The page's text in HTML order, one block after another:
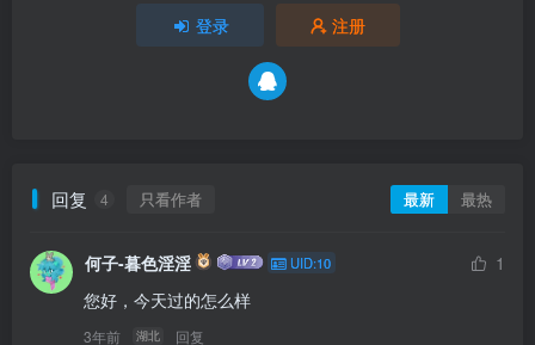
登录 注册
回复 4 只看作者 最新 最热
何子-暮色淫淫 UID:10
1
您好，今天过的怎么样
3年前 湖北 回复